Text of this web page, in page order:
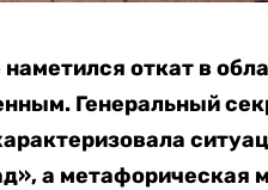
откат в
Генеральный
а метафорическая